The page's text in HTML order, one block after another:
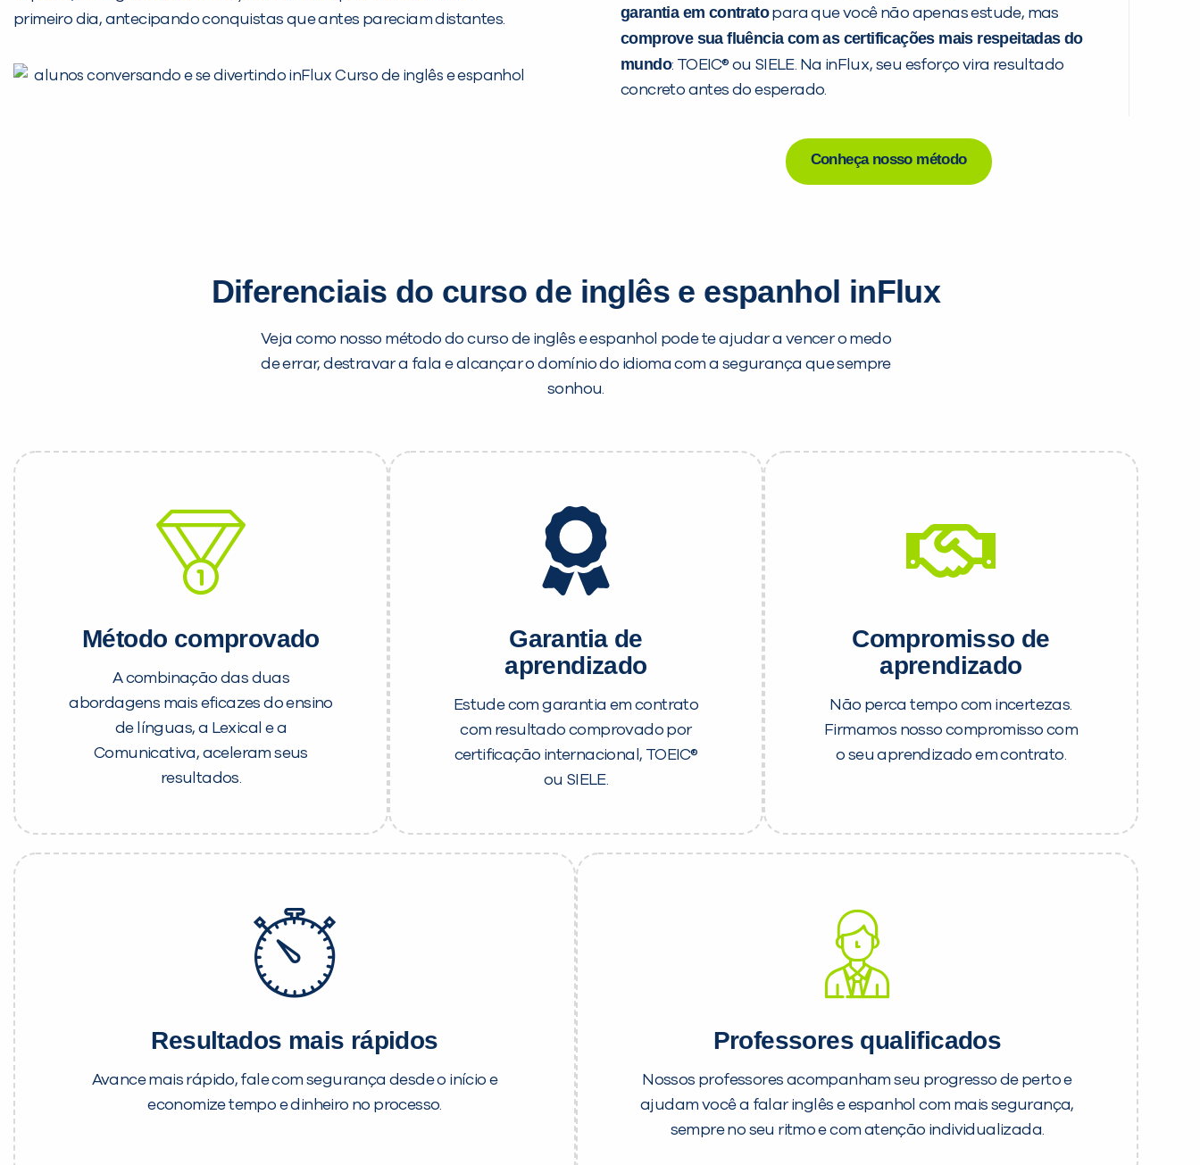
primeiro dia, antecipando conquistas que antes pareciam distantes.
garantia em contratopara que você não apenas estude, mas
comprove sua fluência com as certificações mais respeitadas do
mundo: TOEIC® ou SIELE. Na inFlux, seu esforço vira resultado
concreto antes do esperado.
Conheça nosso método
Diferenciais do curso de inglês e espanhol inFlux
Veja como nosso método do curso de inglês e espanhol pode te ajudar a vencer o medo
de errar, destravar a fala e alcançar o domínio do idioma com a segurança que sempre
sonhou.
Método comprovado
A combinação das duas
abordagens mais eficazes do ensino
de línguas, a Lexical e a
Comunicativa, aceleram seus
resultados.
Garantia de
aprendizado
Estude com garantia em contrato
com resultado comprovado por
certificação internacional, TOEIC®
ou SIELE.
Compromisso de
aprendizado
Não perca tempo com incertezas.
Firmamos nosso compromisso com
o seu aprendizado em contrato.
Resultados mais rápidos
Avance mais rápido, fale com segurança desde o início e
economize tempo e dinheiro no processo.
Professores qualificados
Nossos professores acompanham seu progresso de perto e
ajudam você a falar inglês e espanhol com mais segurança,
sempre no seu ritmo e com atenção individualizada.